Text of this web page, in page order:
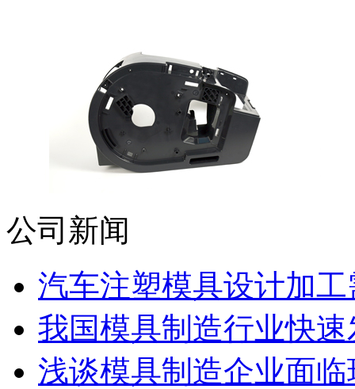
公司新闻
汽车注塑模具设计加
我国模具制造行业快
浅谈模具制造企业面